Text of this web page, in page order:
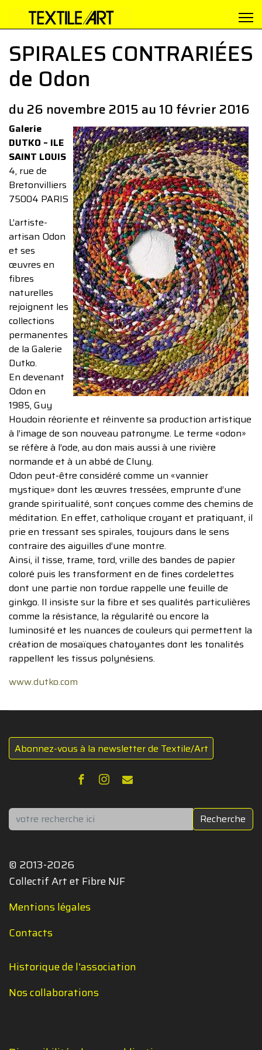
SPIRALES CONTRARIÉES
de Odon
du 26 novembre 2015 au 10 février 2016
Galerie
DUTKO – ILE
SAINT LOUIS
4, rue de
Bretonvilliers
75004 PARIS
L’artiste-
artisan Odon
et ses
œuvres en
fibres
naturelles
rejoignent les
collections
permanentes
de la Galerie
Dutko.
En devenant
Odon en
1985, Guy
Houdoin réoriente et réinvente sa production artistique
à l’image de son nouveau patronyme. Le terme «odon»
se réfère à l’ode, au don mais aussi à une rivière
normande et à un abbé de Cluny.
Odon peut-être considéré comme un «vannier
mystique» dont les œuvres tressées, emprunte d’une
grande spiritualité, sont conçues comme des chemins de
méditation. En effet, catholique croyant et pratiquant, il
prie en tressant ses spirales, toujours dans le sens
contraire des aiguilles d’une montre.
Ainsi, il tisse, trame, tord, vrille des bandes de papier
coloré puis les transforment en de fines cordelettes
dont une partie non tordue rappelle une feuille de
ginkgo. Il insiste sur la fibre et ses qualités particulières
comme la résistance, la régularité ou encore la
luminosité et les nuances de couleurs qui permettent la
création de mosaïques chatoyantes dont les tonalités
rappellent les tissus polynésiens.
www.dutko.com
Abonnez-vous à la newsletter de Textile/Art
Rechercher Recherche
© 2013-2026
Collectif Art et Fibre NJF
Mentions légales
Contacts
Historique de l'association
Nos collaborations